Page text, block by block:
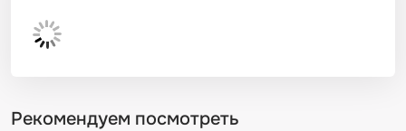
Рекомендуем посмотреть